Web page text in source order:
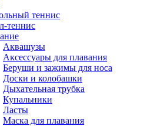
теннис
теннис
Аквашузы
Аксессуары для плавания
Беруши и зажимы для носа
Доски и колобашки
Дыхательная трубка
Купальники
Ласты
Маска для плавания